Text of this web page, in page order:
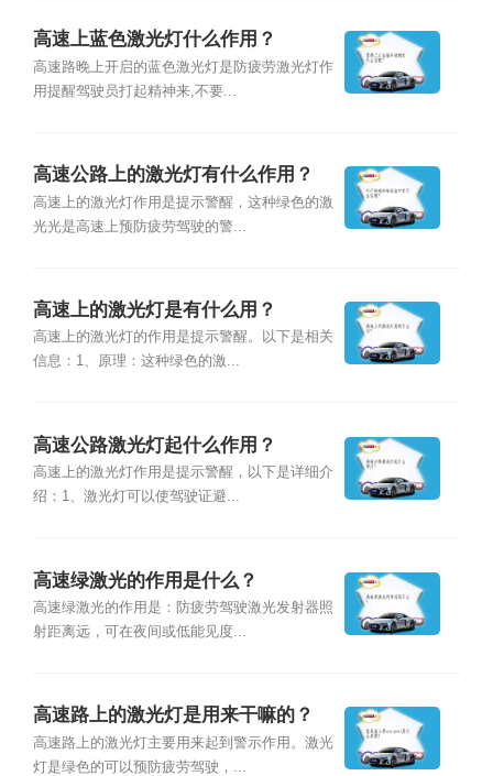
高速上蓝色激光灯什么作用？
高速路晚上开启的蓝色激光灯是防疲劳激光灯作
用提醒驾驶员打起精神来,不要...
高速公路上的激光灯有什么作用？
高速上的激光灯作用是提示警醒，这种绿色的激
光光是高速上预防疲劳驾驶的警...
高速上的激光灯是有什么用？
高速上的激光灯的作用是提示警醒。以下是相关
信息：1、原理：这种绿色的激...
高速公路激光灯起什么作用？
高速上的激光灯作用是提示警醒，以下是详细介
绍：1、激光灯可以使驾驶证避...
高速绿激光的作用是什么？
高速绿激光的作用是：防疲劳驾驶激光发射器照
射距离远，可在夜间或低能见度...
高速路上的激光灯是用来干嘛的？
高速路上的激光灯主要用来起到警示作用。激光
灯是绿色的可以预防疲劳驾驶，...